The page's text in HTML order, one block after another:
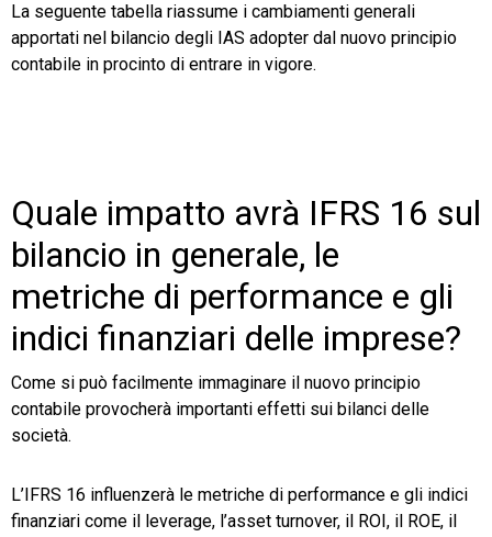
La seguente tabella riassume i cambiamenti generali
apportati nel bilancio degli IAS adopter dal nuovo principio
contabile in procinto di entrare in vigore.
Quale impatto avrà IFRS 16 sul
bilancio in generale, le
metriche di performance e gli
indici finanziari delle imprese?
Come si può facilmente immaginare il nuovo principio
contabile provocherà importanti effetti sui bilanci delle
società.
L’IFRS 16 influenzerà le metriche di performance e gli indici
finanziari come il leverage, l’asset turnover, il ROI, il ROE, il